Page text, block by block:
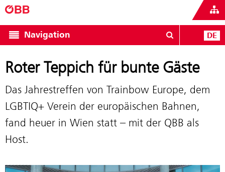
Navigation DE
Roter Teppich für bunte Gäste
Das Jahrestreffen von Trainbow Europe, dem
LGBTIQ+ Verein der europäischen Bahnen,
fand heuer in Wien statt – mit der QBB als
Host.